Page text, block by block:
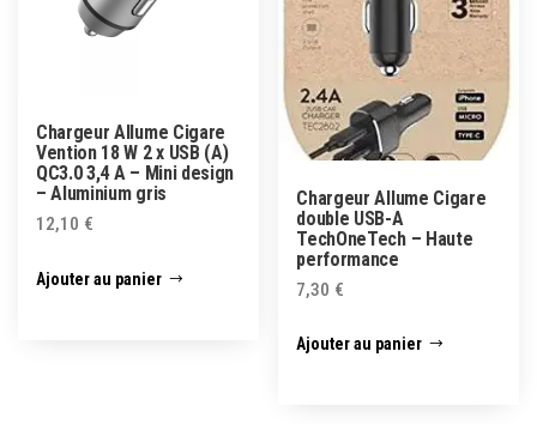
Chargeur Allume Cigare
Vention 18 W 2 x USB (A)
QC3.0 3,4 A – Mini design
– Aluminium gris
12,10 €
Ajouter au panier
Chargeur Allume Cigare
double USB-A
TechOneTech – Haute
performance
7,30 €
Ajouter au panier